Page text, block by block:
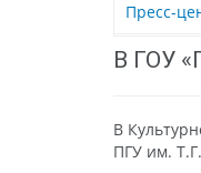
Пресс-
В ГОУ
В
ПГУ им.